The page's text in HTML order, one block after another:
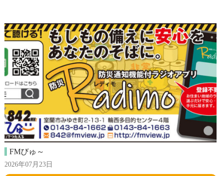
FMびゅ～
2026年07月23日